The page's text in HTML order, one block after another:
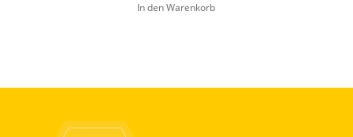
In den Warenkorb